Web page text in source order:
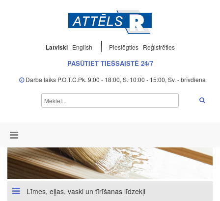
Latviski English Pieslēgties Reģistrēties
PASŪTIET TIEŠSAISTĒ 24/7
Darba laiks P.O.T.C.Pk. 9:00 - 18:00, S. 10:00 - 15:00, Sv. - brīvdiena
Līmes, eļļas, vaski un tīrīšanas līdzekļi